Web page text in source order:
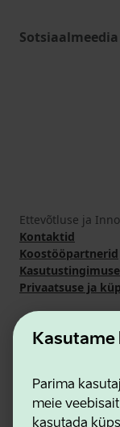
Kasutame
Parima
meie
kasutada
Sotsiaalmeedia
Ettevõtluse ja
Kontaktid
Koostööpartnerid
Privaatsuse ja